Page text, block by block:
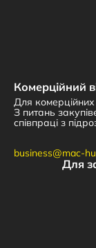
Комерційний
Для комерційних
З питань
співпраці з
business@mac-
Для